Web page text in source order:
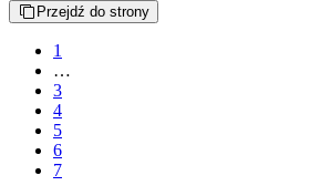
Przejdź do strony
1
…
3
4
5
6
7